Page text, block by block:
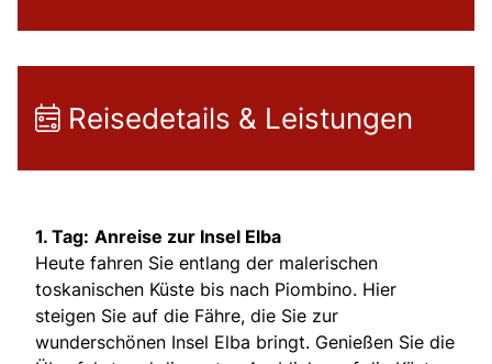
Reisedetails & Leistungen
1. Tag: Anreise zur Insel Elba
Heute fahren Sie entlang der malerischen
toskanischen Küste bis nach Piombino. Hier
steigen Sie auf die Fähre, die Sie zur
wunderschönen Insel Elba bringt. Genießen Sie die